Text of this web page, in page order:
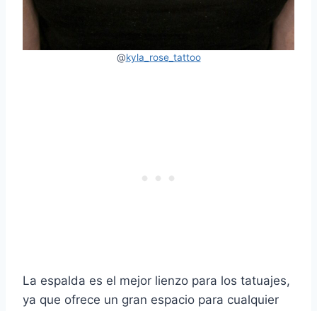
@kyla_rose_tattoo
La espalda es el mejor lienzo para los tatuajes,
ya que ofrece un gran espacio para cualquier